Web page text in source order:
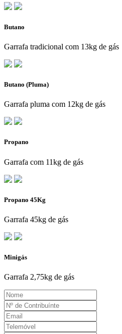
Butano
Garrafa tradicional com 13kg de gás
Butano (Pluma)
Garrafa pluma com 12kg de gás
Propano
Garrafa com 11kg de gás
Propano 45Kg
Garrafa 45kg de gás
Minigás
Garrafa 2,75kg de gás